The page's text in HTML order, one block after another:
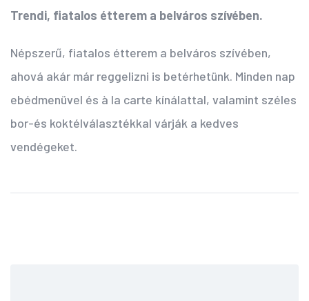
Trendi, fiatalos étterem a belváros szívében.
Népszerű, fiatalos étterem a belváros szívében,
ahová akár már reggelizni is betérhetünk. Minden nap
ebédmenüvel és à la carte kínálattal, valamint széles
bor-és koktélválasztékkal várják a kedves
vendégeket.